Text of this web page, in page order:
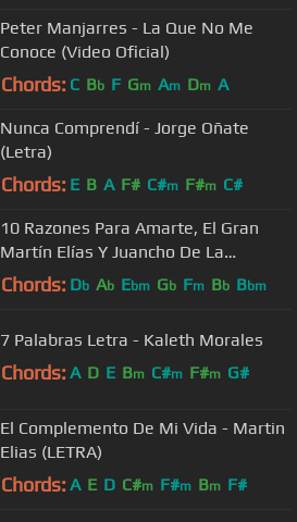
Peter Manjarres - La Que No Me
Conoce (Video Oficial)
Chords: C Bb F Gm Am Dm A
Nunca Comprendí - Jorge Oñate
(Letra)
Chords: E B A F# C#m F#m C#
10 Razones Para Amarte, El Gran
Martín Elías Y Juancho De La
Espriella - Video Oficial
Chords: Db Ab Ebm Gb Fm Bb Bbm
7 Palabras Letra - Kaleth Morales
Chords: A D E Bm C#m F#m G#
El Complemento De Mi Vida - Martin
Elias (LETRA)
Chords: A E D C#m F#m Bm F#